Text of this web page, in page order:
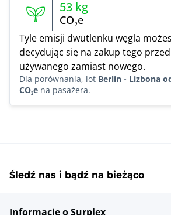
53 kg
CO₂e
Tyle emisji dwutlenku węgla
decydując się na zakup tego
używanego zamiast nowego.
Dla porównania, lot Berlin - Lizbona
CO₂e na pasażera.
Śledź nas i bądź na bieżąco
Informacje o Surplex